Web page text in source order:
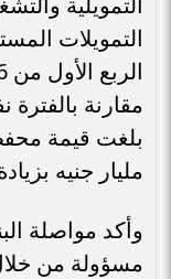
مقارنة
مليار جنيه بزيادة
وأكد مواصلة
مسؤولة من